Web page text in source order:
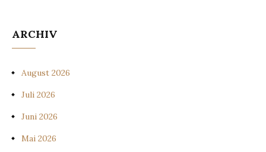
ARCHIV
August 2026
Juli 2026
Juni 2026
Mai 2026